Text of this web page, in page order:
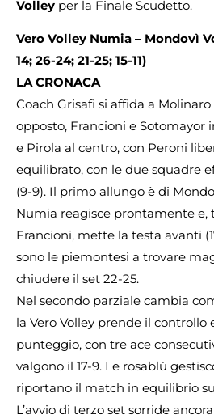
Volley per la Finale Scudetto.
Vero Volley Numia – Mondovì
14; 26-24; 21-25; 15-11)
LA CRONACA
Coach Grisafi si affida a
opposto, Francioni e Sotomayor
e Pirola al centro, con Peroni
equilibrato, con le due squadre
(9-9). Il primo allungo è di
Numia reagisce prontamente e,
Francioni, mette la testa avanti
sono le piemontesi a trovare
chiudere il set 22-25.
Nel secondo parziale cambia
la Vero Volley prende il controllo
punteggio, con tre ace
valgono il 17-9. Le rosablù
riportano il match in equilibrio
L’avvio di terzo set sorride